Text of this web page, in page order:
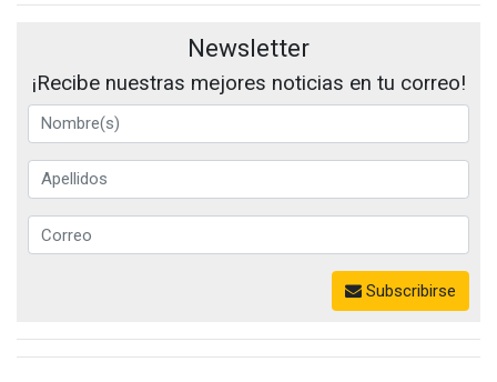
Newsletter
¡Recibe nuestras mejores noticias en tu correo!
Subscribirse